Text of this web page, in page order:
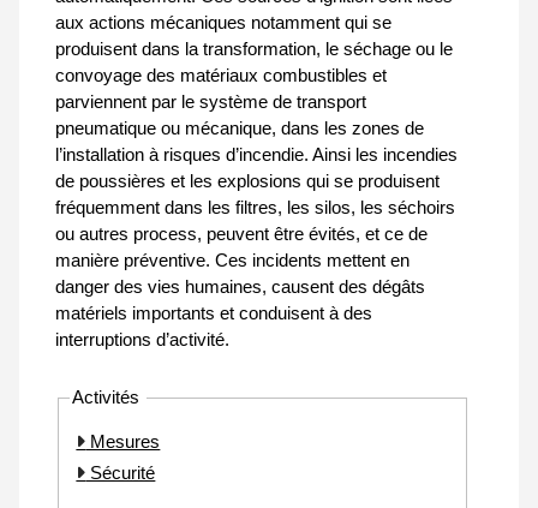
aux actions mécaniques notamment qui se
produisent dans la transformation, le séchage ou le
convoyage des matériaux combustibles et
parviennent par le système de transport
pneumatique ou mécanique, dans les zones de
l’installation à risques d’incendie. Ainsi les incendies
de poussières et les explosions qui se produisent
fréquemment dans les filtres, les silos, les séchoirs
ou autres process, peuvent être évités, et ce de
manière préventive. Ces incidents mettent en
danger des vies humaines, causent des dégâts
matériels importants et conduisent à des
interruptions d’activité.
Activités
Mesures
Sécurité